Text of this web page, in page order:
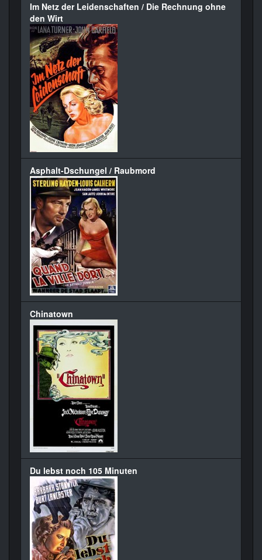
Im Netz der Leidenschaften / Die Rechnung ohne
den Wirt
Asphalt-Dschungel / Raubmord
Chinatown
Du lebst noch 105 Minuten